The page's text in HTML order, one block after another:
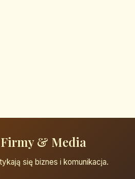
& Media
się biznes i komunikacja.